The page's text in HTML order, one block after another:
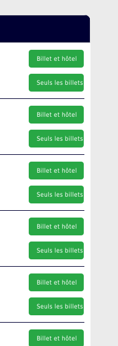
Billet et hôtel
Seuls les billets
Billet et hôtel
Seuls les billets
Billet et hôtel
Seuls les billets
Billet et hôtel
Seuls les billets
Billet et hôtel
Seuls les billets
Billet et hôtel